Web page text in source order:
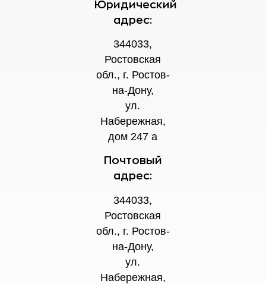
Юридический
адрес:
344033,
Ростовская
обл., г. Ростов-
на-Дону,
ул.
Набережная,
дом 247 а
Почтовый
адрес:
344033,
Ростовская
обл., г. Ростов-
на-Дону,
ул.
Набережная,